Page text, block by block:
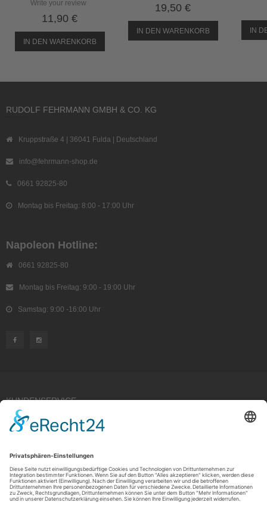
Write your review
11,90 €
IN DEN WARENKORB
19,50 €
IN DEN WARENKORB IN
RUDOLF FEHRMANN GMBH & CO. KG
Kruppstraße 4 | 36041 Fulda | Deutschland
info@fehrmann-shop.de
0661 92825-80
Montag bis Freitag: 8:00 - 17:00 Uhr
Napoleon Hotline:
0661 92825-80
Montag bis Freitag: 9:00 - 19:00 Uhr
Samstag: 9:00 -16:00 Uhr
KUNDENSERVICE
ÜBER UNS